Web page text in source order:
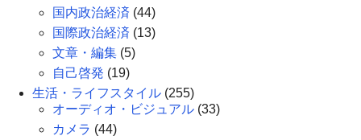
国内政治経済 (44)
国際政治経済 (13)
文章・編集 (5)
自己啓発 (19)
生活・ライフスタイル (255)
オーディオ・ビジュアル (33)
カメラ (44)